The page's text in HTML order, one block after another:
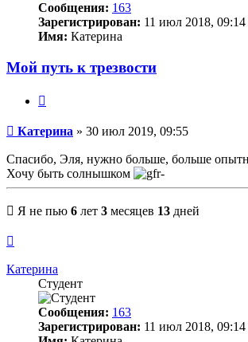
Сообщения: 163
Зарегистрирован: 11 июл 2018, 09:14
Имя: Катерина
Мой путь к трезвости
Сообщение
Катерина » 30 июл 2019, 09:55
Спасибо, Эля, нужно больше, больше
Хочу быть солнышком
Я не пью 6 лет 3 месяцев 13 дней
началу
Катерина
Студент
Сообщения: 163
Зарегистрирован: 11 июл 2018, 09:14